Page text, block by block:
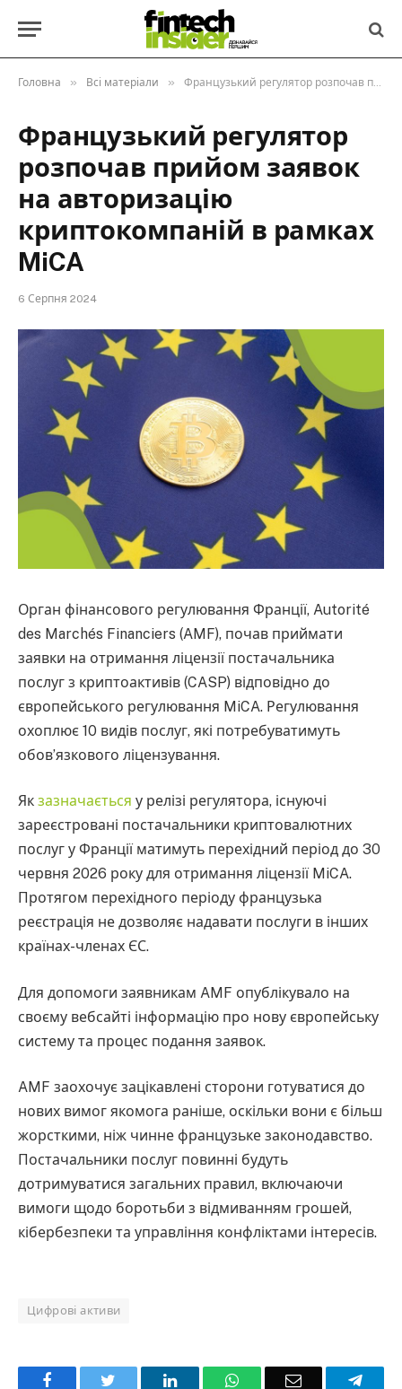
Головна » Всі матеріали » Французький регулятор розпочав прийом заявок на авторизацію криптокомпаній в рамках MiCA
Французький регулятор
розпочав прийом заявок
на авторизацію
криптокомпаній в рамках
MiCA
6 Серпня 2024
Орган фінансового регулювання Франції, Autorité
des Marchés Financiers (AMF), почав приймати
заявки на отримання ліцензії постачальника
послуг з криптоактивів (CASP) відповідно до
європейського регулювання MiCA. Регулювання
охоплює 10 видів послуг, які потребуватимуть
обов’язкового ліцензування.
Як зазначається у релізі регулятора, існуючі
зареєстровані постачальники криптовалютних
послуг у Франції матимуть перехідний період до 30
червня 2026 року для отримання ліцензії MiCA.
Протягом перехідного періоду французька
реєстрація не дозволяє надавати послуги в інших
країнах-членах ЄС.
Для допомоги заявникам AMF опублікувало на
своєму вебсайті інформацію про нову європейську
систему та процес подання заявок.
AMF заохочує зацікавлені сторони готуватися до
нових вимог якомога раніше, оскільки вони є більш
жорсткими, ніж чинне французьке законодавство.
Постачальники послуг повинні будуть
дотримуватися загальних правил, включаючи
вимоги щодо боротьби з відмиванням грошей,
кібербезпеки та управління конфліктами інтересів.
Цифрові активи
Facebook LinkedInWhatsAppEmail